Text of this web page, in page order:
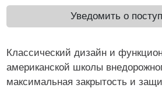
Уведомить о
Классический дизайн и
американской школы
максимальная закрытость и